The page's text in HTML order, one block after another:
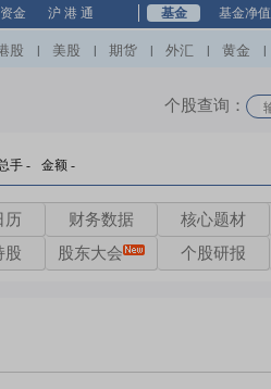
金 沪 港 通 基金 基金净值
股 美股 期货 外汇 黄金
个股查询：
手 - 金额 -
历 财务数据 核心题材
股 股东大会 个股研报